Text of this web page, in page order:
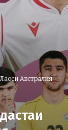
Австралия